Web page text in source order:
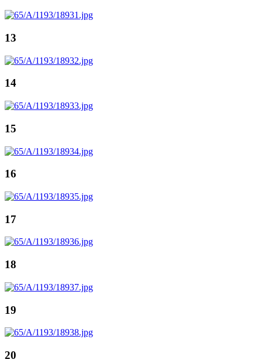
13
14
15
16
17
18
19
20